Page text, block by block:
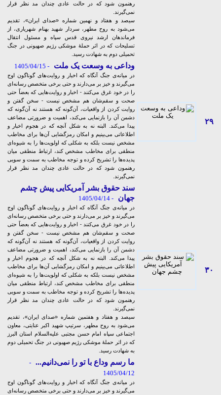
رهنمون شود که در حالت عادی چندان مد نظر قرار
نمی‌گیرند.
سیصد و هفتاد و نهمین شماره «صدای ایران»، تقدیم
می‌شود به روح مطهر، سردار شهید بهنام شهریاری، از
فرماندهان ارشد نیروی قدس سپاه و مسئول انتقال
تسلیحات که در اثر حملۀ موشکی رژیم صهیونی در جنگ
تحمیلی دوم به شهادت رسید.
۲۹
وداعی به وسعت یک ملت - 1405/04/15
در میانه‌ی جنگ آنگاه که اخبار و روایت‌های گوناگون اوج
می‌گیرند و خیز بر می‌دارند و حتی برخی متخصص رسانه‌ای
را در خود غرق می‌کنند - اخبار و روایت‌هایی که بعضاً حتی
صحت و سقم‌شان هم مشخص نیست - سخن گفتن و
روایت کردن از واقعیات، آن‌گونه که هستند نه آن‌گونه که
دشمن آن را بازنمایی می‌کند، اهمیت و ضرورتی مضاعف
پیدا می‌کند. البته نه به شکل آنچه که در هجوم اخبار و
اطلاعاتی می‌بینیم و امکان رمزگشایی‌ آن‌ها برای مخاطب
مشخص نیست بلکه به شکلی که اولویت‌ها را به شیوه‌ای
منطقی برای مخاطب مشخص کند، ارتباط منطقی میان
پدیده‌ها را تشریح کرده و توجه مخاطب به سمت و سویی
رهنمون شود که در حالت عادی چندان مد نظر قرار
نمی‌گیرند.
۳۰
سند حقوق بشر آمریکایی پیش چشم
جهان
- 1405/04/14
در میانه‌ی جنگ آنگاه که اخبار و روایت‌های گوناگون اوج
می‌گیرند و خیز بر می‌دارند و حتی برخی متخصص رسانه‌ای
را در خود غرق می‌کنند - اخبار و روایت‌هایی که بعضاً حتی
صحت و سقم‌شان هم مشخص نیست - سخن گفتن و
روایت کردن از واقعیات، آن‌گونه که هستند نه آن‌گونه که
دشمن آن را بازنمایی می‌کند، اهمیت و ضرورتی مضاعف
پیدا می‌کند. البته نه به شکل آنچه که در هجوم اخبار و
اطلاعاتی می‌بینیم و امکان رمزگشایی‌ آن‌ها برای مخاطب
مشخص نیست بلکه به شکلی که اولویت‌ها را به شیوه‌ای
منطقی برای مخاطب مشخص کند، ارتباط منطقی میان
پدیده‌ها را تشریح کرده و توجه مخاطب به سمت و سویی
رهنمون شود که در حالت عادی چندان مد نظر قرار
نمی‌گیرند.
سیصد و هفتاد و هفتمین شماره «صدای ایران»، تقدیم
می‌شود به روح مطهر، سرتیپ شهید اکبر عنایتی، معاون
اجتماعی سپاه امام حسن مجتبی علیه‌السلام استان البرز
که در اثر حملۀ موشکی رژیم صهیونی در جنگ تحمیلی دوم
به شهادت رسید.
ما رسم وداع با تو را نمی‌دانیم... -
1405/04/12
در میانه‌ی جنگ آنگاه که اخبار و روایت‌های گوناگون اوج
می‌گیرند و خیز بر می‌دارند و حتی برخی متخصص رسانه‌ای